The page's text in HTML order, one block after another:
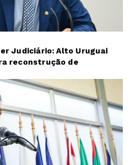
Judiciário: Alto Uruguai
reconstrução de